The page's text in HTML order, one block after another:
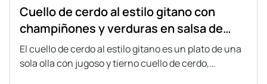
Cuello de cerdo al estilo gitano con
champiñones y verduras en salsa de
tomate
El cuello de cerdo al estilo gitano es un plato de una
sola olla con jugoso y tierno cuello de cerdo,